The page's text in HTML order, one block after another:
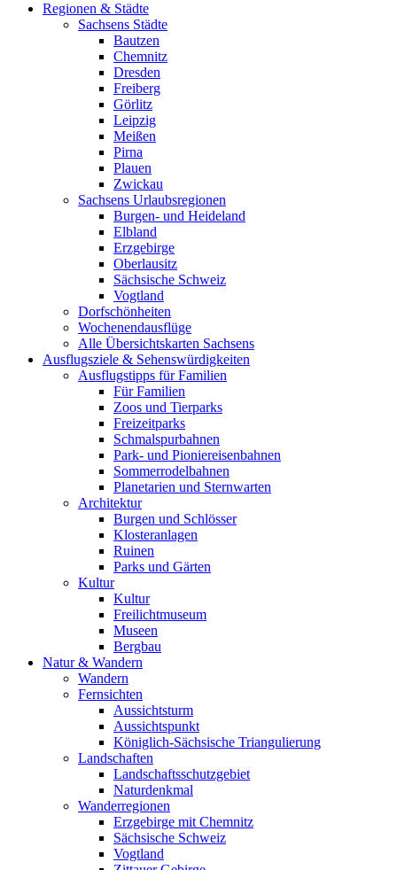
Regionen & Städte
Sachsens Städte
Bautzen
Chemnitz
Dresden
Freiberg
Görlitz
Leipzig
Meißen
Pirna
Plauen
Zwickau
Sachsens Urlaubsregionen
Burgen- und Heideland
Elbland
Erzgebirge
Oberlausitz
Sächsische Schweiz
Vogtland
Dorfschönheiten
Wochenendausflüge
Alle Übersichtskarten Sachsens
Ausflugsziele & Sehenswürdigkeiten
Ausflugstipps für Familien
Für Familien
Zoos und Tierparks
Freizeitparks
Schmalspurbahnen
Park- und Pioniereisenbahnen
Sommerrodelbahnen
Planetarien und Sternwarten
Architektur
Burgen und Schlösser
Klosteranlagen
Ruinen
Parks und Gärten
Kultur
Kultur
Freilichtmuseum
Museen
Bergbau
Natur & Wandern
Wandern
Fernsichten
Aussichtsturm
Aussichtspunkt
Königlich-Sächsische Triangulierung
Landschaften
Landschaftsschutzgebiet
Naturdenkmal
Wanderregionen
Erzgebirge mit Chemnitz
Sächsische Schweiz
Vogtland